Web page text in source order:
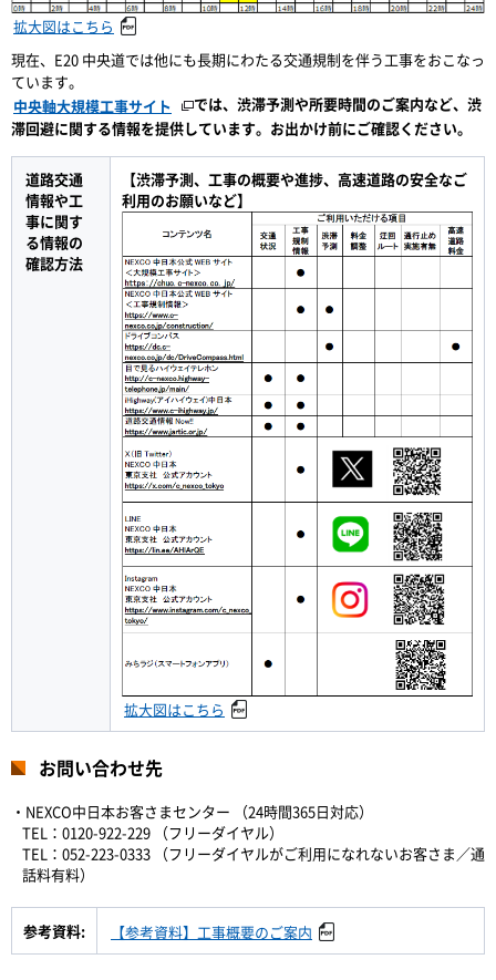
拡大図はこちら
現在、E20 中央道では他にも長期にわたる交通規制を伴う工事をおこなっ
ています。
中央軸大規模工事サイト
では、渋滞予測や所要時間のご案内など、渋
滞回避に関する情報を提供しています。お出かけ前にご確認ください。
道路交通
情報や工
事に関す
る情報の
確認方法
【渋滞予測、工事の概要や進捗、高速道路の安全なご
利用のお願いなど】
拡大図はこちら
お問い合わせ先
・NEXCO中日本お客さまセンター （24時間365日対応）
TEL：0120-922-229 （フリーダイヤル）
TEL：052-223-0333 （フリーダイヤルがご利用になれないお客さま／通
話料有料）
参考資料: 【参考資料】工事概要のご案内